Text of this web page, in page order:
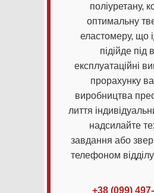
поліуретану,
оптимальну
еластомеру, що
підійде під
експлуатаційні
прорахунку
виробництва
лиття
надсилайте
завдання або
телефоном
+38 (099)